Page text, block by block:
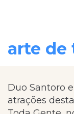
arte de
Duo Santoro
atrações